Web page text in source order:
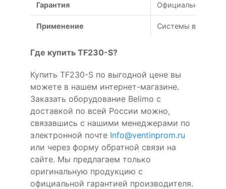
Гарантия Официальная
Применение Системы
Где купить TF230-S?
Купить TF230-S по выгодной цене вы
можете в нашем интернет-магазине.
Заказать оборудование Belimo с
доставкой по всей России можно,
связавшись с нашими менеджерами по
электронной почте Info@ventinprom.ru
или через форму обратной связи на
сайте. Мы предлагаем только
оригинальную продукцию с
официальной гарантией производителя.